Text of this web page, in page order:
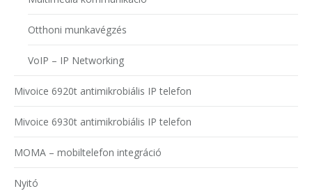
Otthoni munkavégzés
VoIP – IP Networking
Mivoice 6920t antimikrobiális IP telefon
Mivoice 6930t antimikrobiális IP telefon
MOMA – mobiltelefon integráció
Nyitó